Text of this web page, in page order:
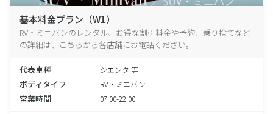
基本料金プラン（W1）
RV・ミニバンのレンタル、お得な割引料金や予約、乗り捨てなど
の詳細は、こちらから各店舗にお電話ください。
代表車種 シエンタ 等
ボディタイプ RV・ミニバン
営業時間 07:00-22:00